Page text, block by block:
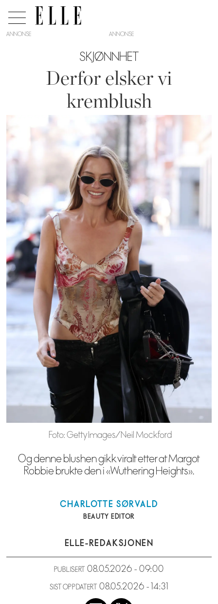
ANNONSE
SKJØNNHET
Derfor elsker vi
kremblush
Foto: Getty Images/Neil Mockford
Og denne blushen gikk viralt etter at Margot
Robbie brukte den i «Wuthering Heights».
CHARLOTTE SØRVALD
BEAUTY EDITOR
ELLE-REDAKSJONEN
PUBLISERT 08.05.2026 - 09:00
SIST OPPDATERT 08.05.2026 - 14:31